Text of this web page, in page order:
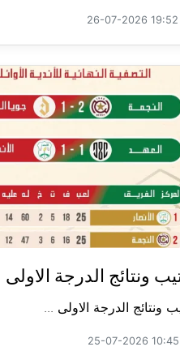
26-07-2026 19:52
ونتائج الدرجة الاولى
ونتائج الدرجة الاولى ...
25-07-2026 10:45